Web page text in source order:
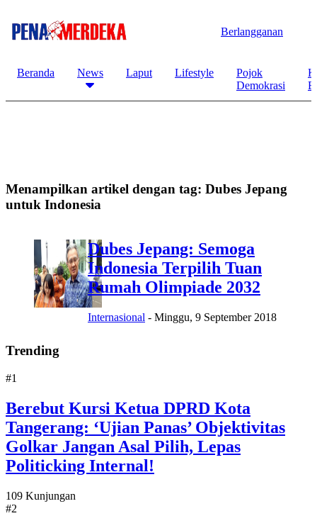
Berlangganan
Beranda News Laput Lifestyle
Pojok
Demokrasi
Menampilkan artikel dengan tag: Dubes Jepang
untuk Indonesia
Dubes Jepang: Semoga
Indonesia Terpilih Tuan
Rumah Olimpiade 2032
Internasional - Minggu, 9 September 2018
Trending
#1
Berebut Kursi Ketua DPRD Kota
Tangerang: ‘Ujian Panas’ Objektivitas
Golkar Jangan Asal Pilih, Lepas
Politicking Internal!
109 Kunjungan
#2